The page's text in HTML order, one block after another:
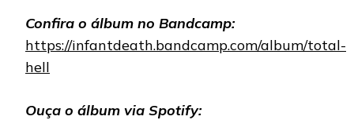
Confira o álbum no Bandcamp:
https://infantdeath.bandcamp.com/album/total-
hell
Ouça o álbum via Spotify: